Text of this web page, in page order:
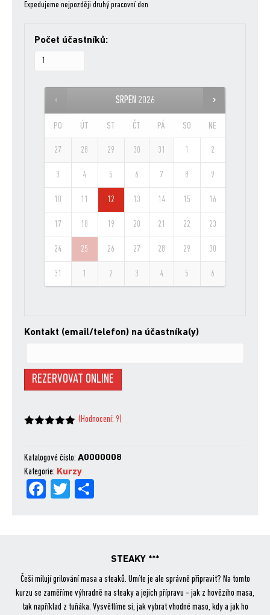
Expedujeme nejpozději druhý pracovní den
Počet účastníků:
SRPEN 2026
PO ÚT ST ČT PÁ SO NE
27 28 29 30 31 1 2
3 4 5 6 7 8 9
10 11 12 13 14 15 16
17 18 19 20 21 22 23
24 25 26 27 28 29 30
31 1 2 3 4 5 6
Kontakt (email/telefon) na účastníka(y)
REZERVOVAT ONLINE
hodnocení
zákazníků
(Hodnocení: 9)
Katalogové číslo: A0000008
Kategorie: Kurzy
Fa
Tw
STEAKY ***
Češi milují grilování masa a steaků. Umíte je ale správně připravit? Na tomto
kurzu se zaměříme výhradně na steaky a jejich přípravu - jak z hovězího masa,
tak například z tuňáka. Vysvětlíme si, jak vybrat vhodné maso, kdy a jak ho